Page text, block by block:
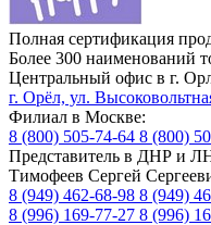
Полная сертификация
Более 300 наименований
Центральный офис в г.
г. Орёл, ул.
Филиал в Москве:
8 (800) 505-74-64 8 (800)
Представитель в ДНР и
Тимофеев Сергей
8 (949) 462-68-98 8 (949)
8 (996) 169-77-27 8 (996)